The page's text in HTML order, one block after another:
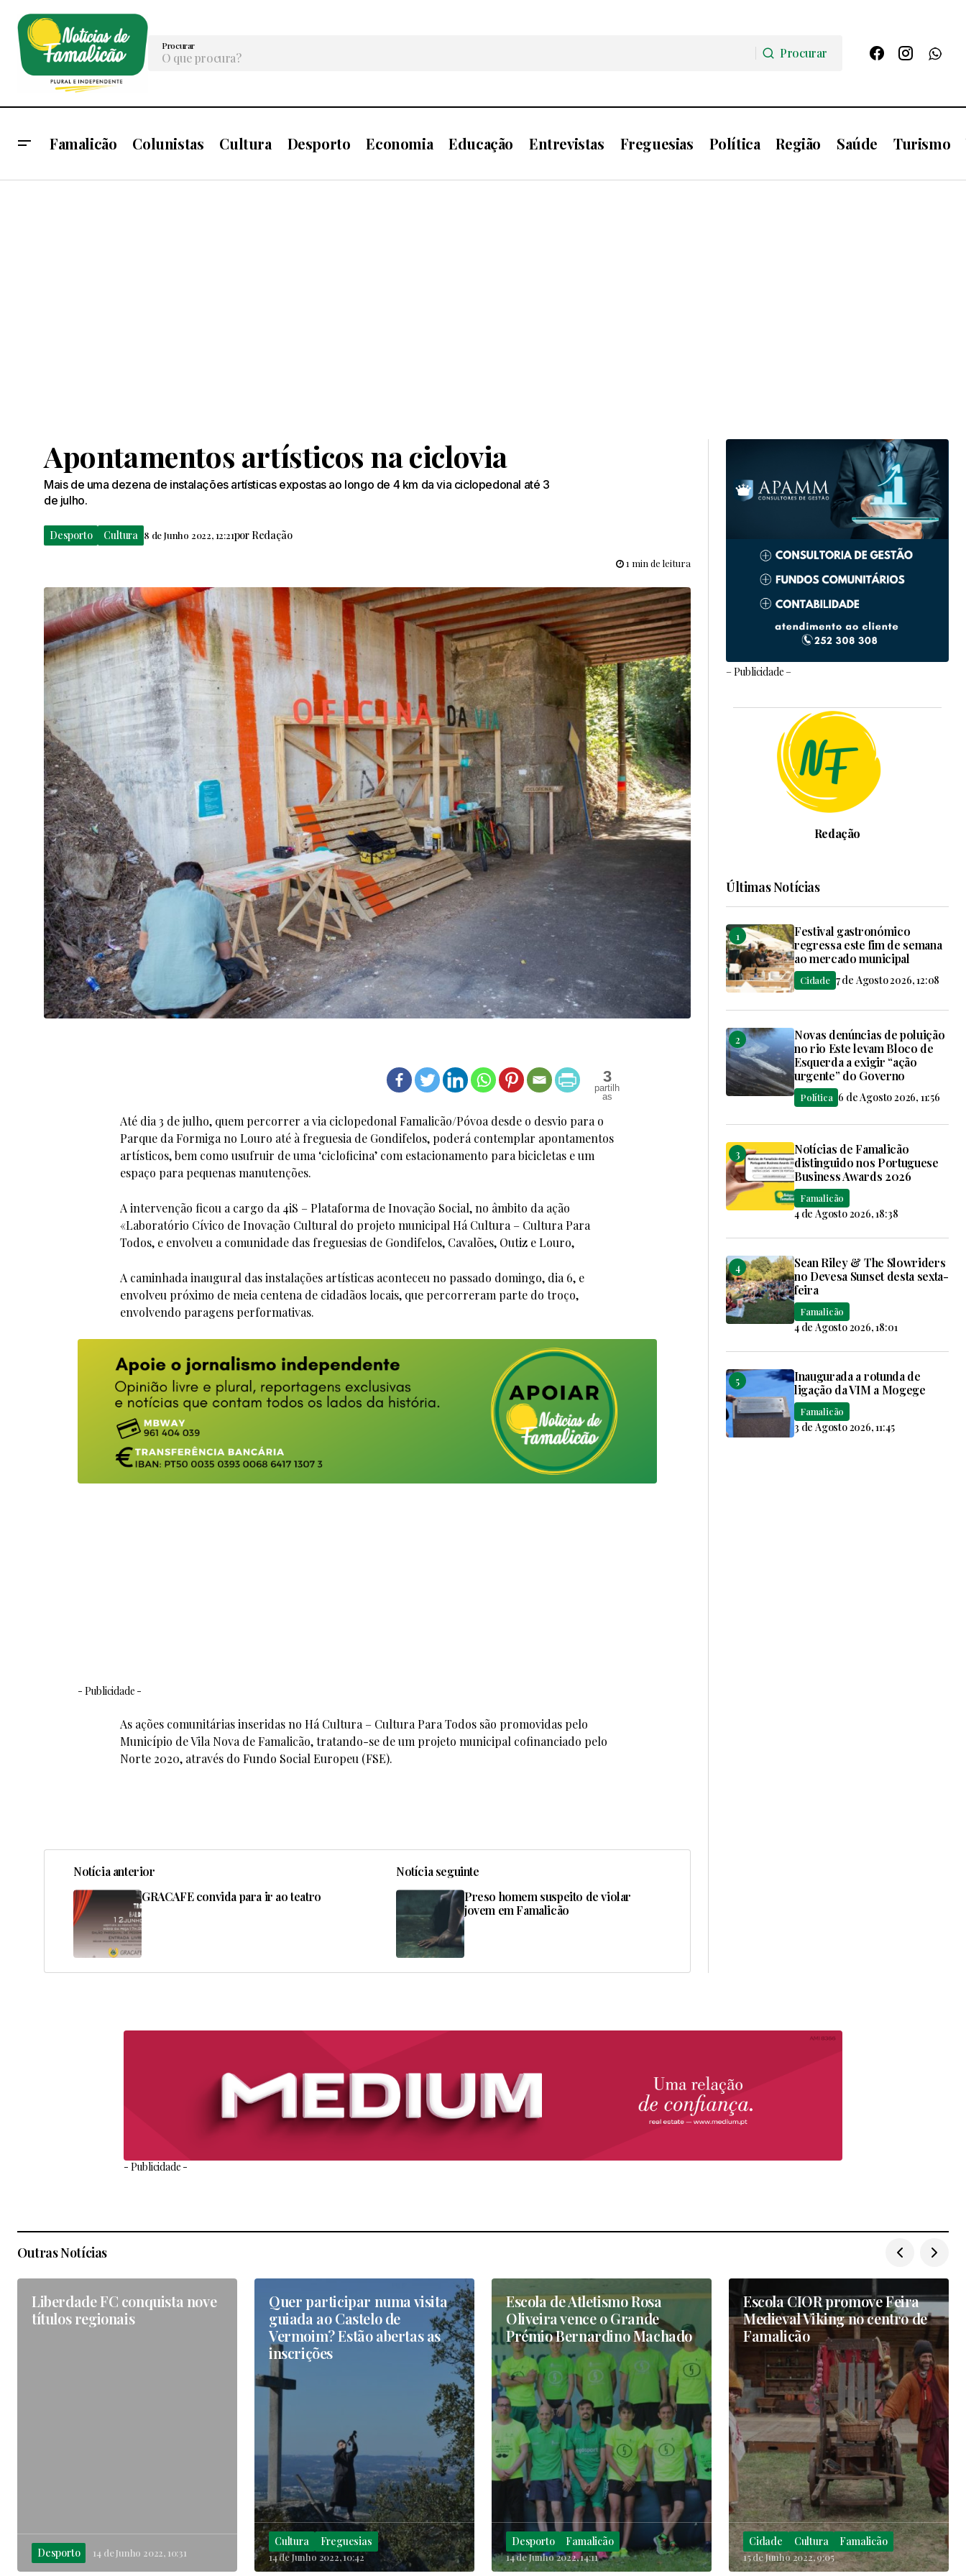
Procurar
Procurar
Famalicão Colunistas Cultura Desporto Economia Educação Entrevistas Freguesias Política Região Saúde Turismo
Apontamentos artísticos na ciclovia
Mais de uma dezena de instalações artísticas expostas ao longo de 4 km da via ciclopedonal até 3
de julho.
Desporto Cultura 8 de Junho 2022, 12:21por Redação
1 min de leitura
3
Até dia 3 de julho, quem percorrer a via ciclopedonal Famalicão/Póvoa desde o desvio para o
Parque da Formiga no Louro até à freguesia de Gondifelos, poderá contemplar apontamentos
artísticos, bem como usufruir de uma ‘cicloficina’ com estacionamento para bicicletas e um
espaço para pequenas manutenções.
A intervenção ficou a cargo da 4iS – Plataforma de Inovação Social, no âmbito da ação
«Laboratório Cívico de Inovação Cultural do projeto municipal Há Cultura – Cultura Para
Todos, e envolveu a comunidade das freguesias de Gondifelos, Cavalões, Outiz e Louro,
A caminhada inaugural das instalações artísticas aconteceu no passado domingo, dia 6, e
envolveu próximo de meia centena de cidadãos locais, que percorreram parte do troço,
envolvendo paragens performativas.
- Publicidade -
As ações comunitárias inseridas no Há Cultura – Cultura Para Todos são promovidas pelo
Município de Vila Nova de Famalicão, tratando-se de um projeto municipal cofinanciado pelo
Norte 2020, através do Fundo Social Europeu (FSE).
Notícia anterior
GRACAFE convida para ir ao teatro
Notícia seguinte
Preso homem suspeito de violar
jovem em Famalicão
– Publicidade –
Redação
Últimas Notícias
Festival gastronómico
regressa este fim de semana
ao mercado municipal
Cidade 7 de Agosto 2026, 12:08
Novas denúncias de poluição
no rio Este levam Bloco de
Esquerda a exigir “ação
urgente” do Governo
Política 6 de Agosto 2026, 11:56
Notícias de Famalicão
distinguido nos Portuguese
Business Awards 2026
Famalicão
4 de Agosto 2026, 18:38
Sean Riley & The Slowriders
no Devesa Sunset desta sexta-
feira
Famalicão
4 de Agosto 2026, 18:01
Inaugurada a rotunda de
ligação da VIM a Mogege
Famalicão
3 de Agosto 2026, 11:45
- Publicidade -
Outras Notícias
Liberdade FC conquista nove
títulos regionais
Desporto 14 de Junho 2022, 10:31
Quer participar numa visita
guiada ao Castelo de
Vermoim? Estão abertas as
inscrições
Cultura Freguesias
14 de Junho 2022, 10:42
Escola de Atletismo Rosa
Oliveira vence o Grande
Prémio Bernardino Machado
Desporto Famalicão
14 de Junho 2022, 14:11
Escola CIOR promove Feira
Medieval Viking no centro de
Famalicão
Cidade Cultura Famalicão
15 de Junho 2022, 9:05